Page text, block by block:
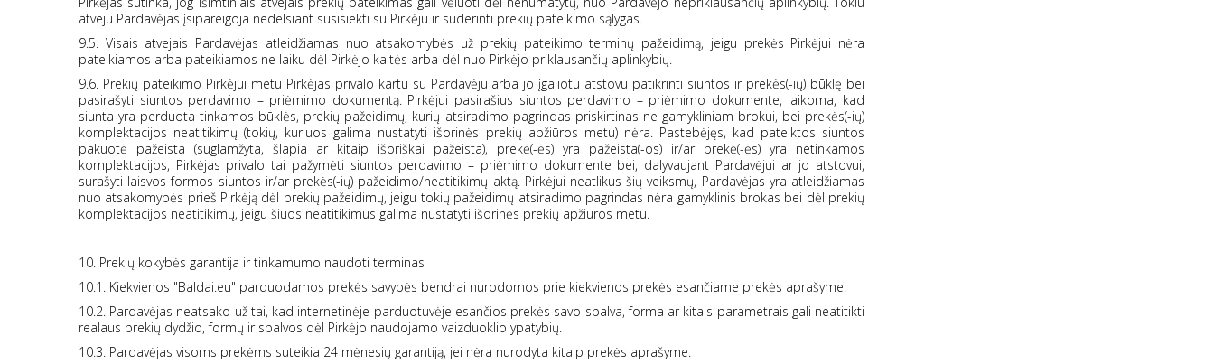
atveju Pardavėjas įsipareigoja nedelsiant susisiekti su Pirkėju ir suderinti prekių pateikimo sąlygas.
9.5. Visais atvejais Pardavėjas atleidžiamas nuo atsakomybės už prekių pateikimo terminų pažeidimą, jeigu prekės Pirkėjui nėra
pateikiamos arba pateikiamos ne laiku dėl Pirkėjo kaltės arba dėl nuo Pirkėjo priklausančių aplinkybių.
9.6. Prekių pateikimo Pirkėjui metu Pirkėjas privalo kartu su Pardavėju arba jo įgaliotu atstovu patikrinti siuntos ir prekės(-ių) būklę bei
pasirašyti siuntos perdavimo – priėmimo dokumentą. Pirkėjui pasirašius siuntos perdavimo – priėmimo dokumente, laikoma, kad
siunta yra perduota tinkamos būklės, prekių pažeidimų, kurių atsiradimo pagrindas priskirtinas ne gamykliniam brokui, bei prekės(-ių)
komplektacijos neatitikimų (tokių, kuriuos galima nustatyti išorinės prekių apžiūros metu) nėra. Pastebėjęs, kad pateiktos siuntos
pakuotė pažeista (suglamžyta, šlapia ar kitaip išoriškai pažeista), prekė(-ės) yra pažeista(-os) ir/ar prekė(-ės) yra netinkamos
komplektacijos, Pirkėjas privalo tai pažymėti siuntos perdavimo – priėmimo dokumente bei, dalyvaujant Pardavėjui ar jo atstovui,
surašyti laisvos formos siuntos ir/ar prekės(-ių) pažeidimo/neatitikimų aktą. Pirkėjui neatlikus šių veiksmų, Pardavėjas yra atleidžiamas
nuo atsakomybės prieš Pirkėją dėl prekių pažeidimų, jeigu tokių pažeidimų atsiradimo pagrindas nėra gamyklinis brokas bei dėl prekių
komplektacijos neatitikimų, jeigu šiuos neatitikimus galima nustatyti išorinės prekių apžiūros metu.
10. Prekių kokybės garantija ir tinkamumo naudoti terminas
10.1. Kiekvienos "Baldai.eu" parduodamos prekės savybės bendrai nurodomos prie kiekvienos prekės esančiame prekės aprašyme.
10.2. Pardavėjas neatsako už tai, kad internetinėje parduotuvėje esančios prekės savo spalva, forma ar kitais parametrais gali neatitikti
realaus prekių dydžio, formų ir spalvos dėl Pirkėjo naudojamo vaizduoklio ypatybių.
10.3. Pardavėjas visoms prekėms suteikia 24 mėnesių garantiją, jei nėra nurodyta kitaip prekės aprašyme.